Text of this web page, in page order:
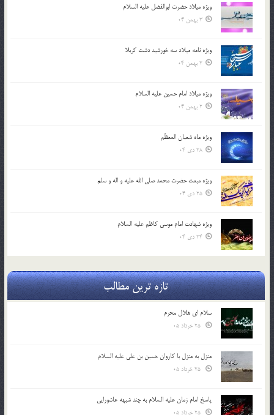
ویژه میلاد حضرت ابوالفضل علیه السلام
3 بهمن 04
ویژه نامه میلاد سه خورشید دشت کربلا
2 بهمن 04
ویژه میلاد امام حسین علیه السلام
2 بهمن 04
ویژه ماه شعبان المعظّم
28 دی 04
ویژه مبعث حضرت محمد صلی الله علیه و اله و سلم
25 دی 04
ویژه شهادت امام موسی کاظم علیه السلام
24 دی 04
تازه ترین مطالب
سلام ای هلال محرم
منزل به منزل با کاروان حسین بن علی علیه السلام
پاسخ امام زمان علیه السلام به چند شبهه عاشورایی